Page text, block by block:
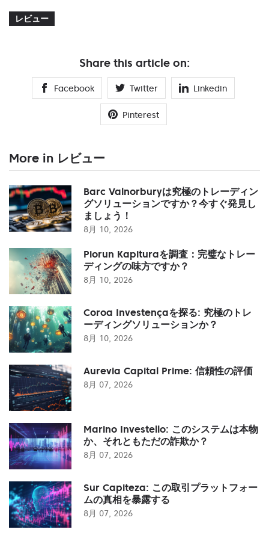
レビュー
Share this article on:
Facebook Twitter Linkedin
Pinterest
More in レビュー
Barc Valnorburyは究極のトレーディン
グソリューションですか？今すぐ発見し
ましょう！
8月 10, 2026
Piorun Kapituraを調査：完璧なトレー
ディングの味方ですか？
8月 10, 2026
Coroa Investençaを探る: 究極のトレ
ーディングソリューションか？
8月 10, 2026
Aurevia Capital Prime: 信頼性の評価
8月 07, 2026
Marino Investello: このシステムは本物
か、それともただの詐欺か？
8月 07, 2026
Sur Capiteza: この取引プラットフォー
ムの真相を暴露する
8月 07, 2026